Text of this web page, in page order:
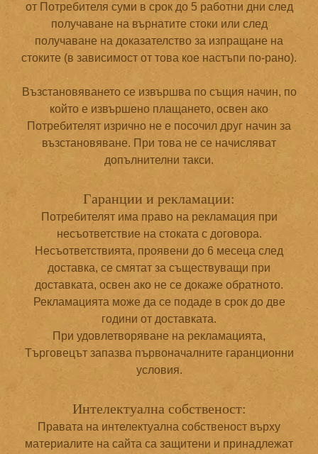
от Потребителя суми в срок до 5 работни дни след
получаване на върнатите стоки или след
получаване на доказателство за изпращане на
стоките (в зависимост от това кое настъпи по-рано).
Възстановяването се извършва по същия начин, по
който е извършено плащането, освен ако
Потребителят изрично не е посочил друг начин за
възстановяване. При това не се начисляват
допълнителни такси.
Гаранции и рекламации:
Потребителят има право на рекламация при
несъответствие на стоката с договора.
Несъответствията, проявени до 6 месеца след
доставка, се смятат за съществуващи при
доставката, освен ако не се докаже обратното.
Рекламацията може да се подаде в срок до две
години от доставката.
При удовлетворяване на рекламацията,
Търговецът запазва първоначалните гаранционни
условия.
Интелектуална собственост:
Правата на интелектуална собственост върху
материалите на сайта са защитени и принадлежат